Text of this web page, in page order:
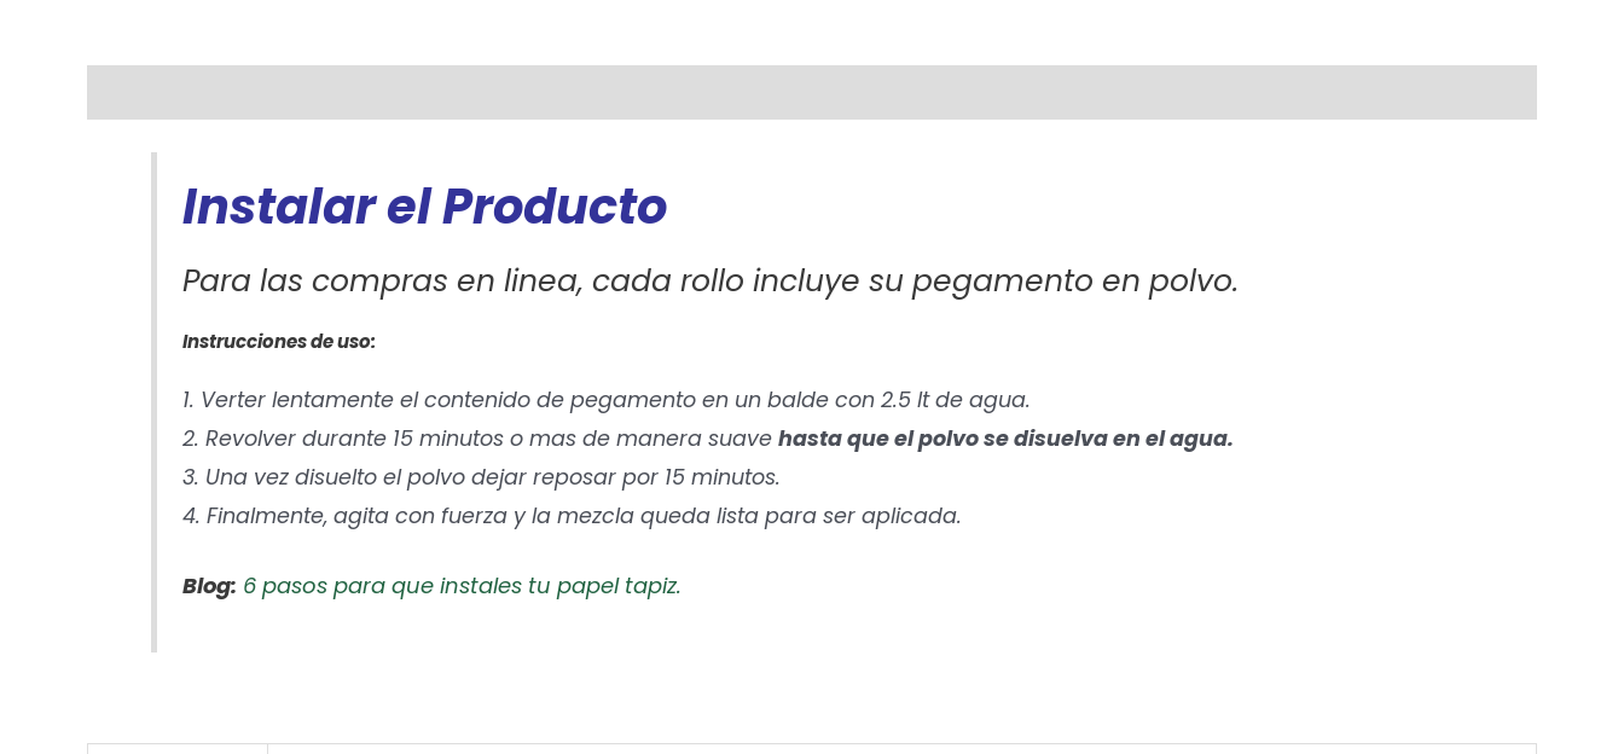
Instalar el Producto
Para las compras en linea, cada rollo incluye su pegamento en polvo.
Instrucciones de uso:
1. Verter lentamente el contenido de pegamento en un balde con 2.5 lt de agua.
2. Revolver durante 15 minutos o mas de manera suave hasta que el polvo se disuelva en el agua.
3. Una vez disuelto el polvo dejar reposar por 15 minutos.
4. Finalmente, agita con fuerza y la mezcla queda lista para ser aplicada.
Blog: 6 pasos para que instales tu papel tapiz.